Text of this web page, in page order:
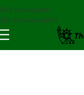
Skip to navigation
Skip to main content